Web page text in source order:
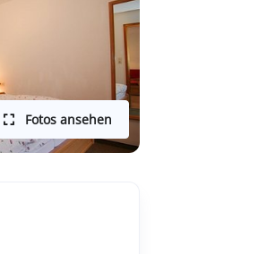
Fotos ansehen